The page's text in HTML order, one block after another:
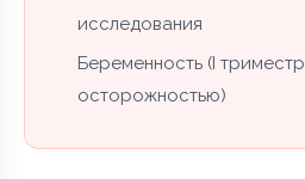
исследования
Беременность (I
осторожностью)